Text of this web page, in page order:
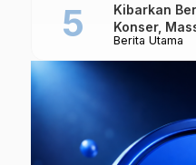
Berita Utama
Kibarkan
Konser,
Masuk